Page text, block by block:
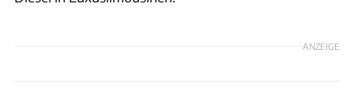
ANZEIGE